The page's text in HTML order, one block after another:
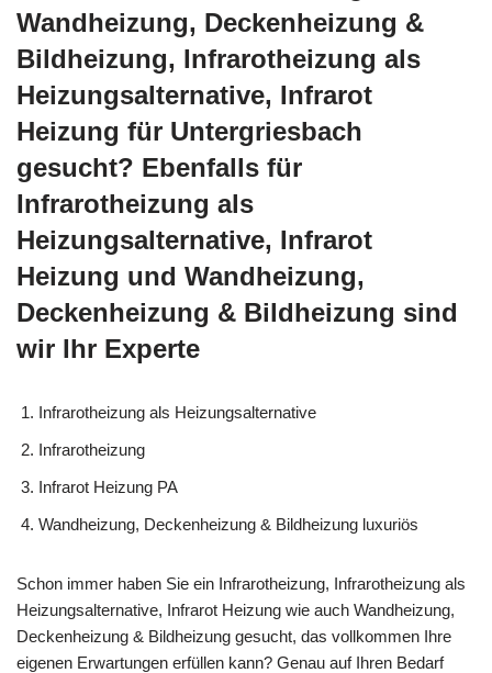
Wandheizung, Deckenheizung &
Bildheizung, Infrarotheizung als
Heizungsalternative, Infrarot
Heizung für Untergriesbach
gesucht? Ebenfalls für
Infrarotheizung als
Heizungsalternative, Infrarot
Heizung und Wandheizung,
Deckenheizung & Bildheizung sind
wir Ihr Experte
Infrarotheizung als Heizungsalternative
Infrarotheizung
Infrarot Heizung PA
Wandheizung, Deckenheizung & Bildheizung luxuriös
Schon immer haben Sie ein Infrarotheizung, Infrarotheizung als
Heizungsalternative, Infrarot Heizung wie auch Wandheizung,
Deckenheizung & Bildheizung gesucht, das vollkommen Ihre
eigenen Erwartungen erfüllen kann? Genau auf Ihren Bedarf